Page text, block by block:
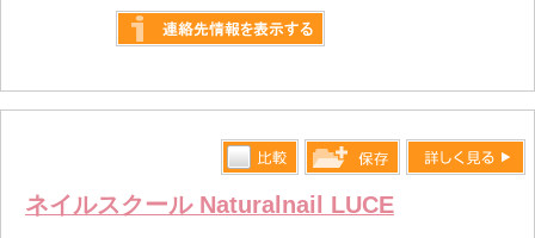
ネイルスクール Naturalnail LUCE
比較す
る
保存リス